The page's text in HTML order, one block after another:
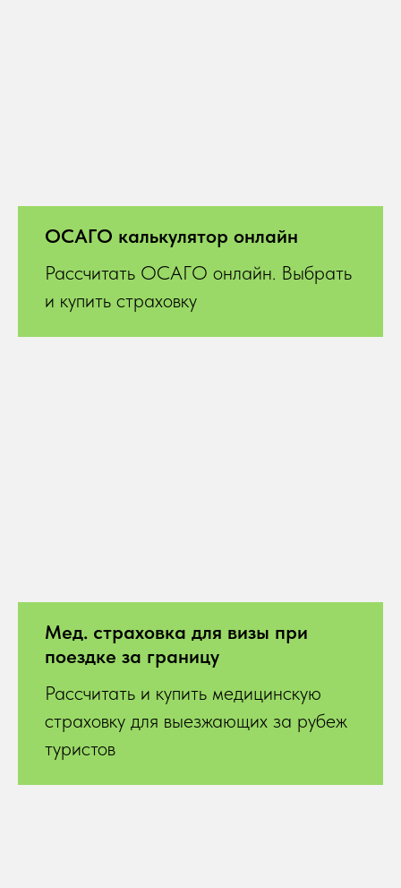
ОСАГО калькулятор онлайн
Рассчитать ОСАГО онлайн. Выбрать
и купить страховку
Мед. страховка для визы при
поездке за границу
Рассчитать и купить медицинскую
страховку для выезжающих за рубеж
туристов